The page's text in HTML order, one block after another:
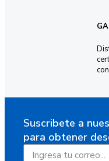
Suscribete a
para obtener